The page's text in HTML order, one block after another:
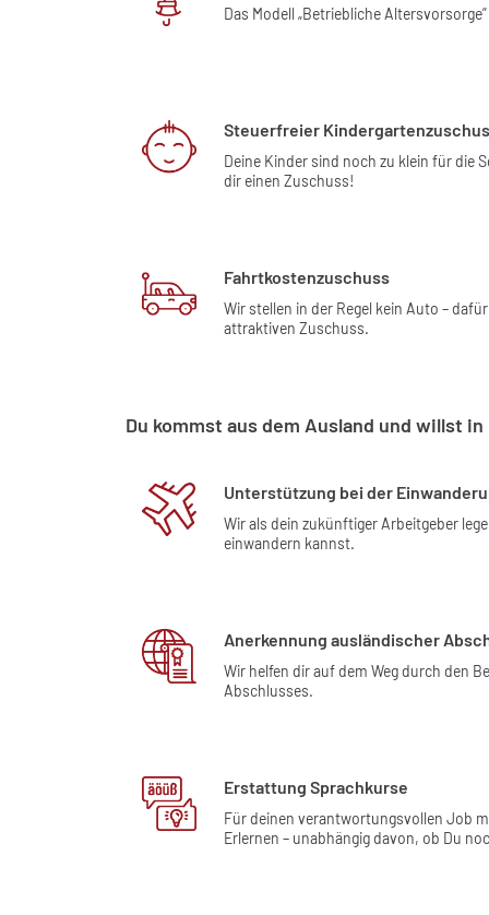
Das Modell „Betriebliche
Steuerfreier
Deine Kinder sind noch zu klein für die
dir einen Zuschuss!
Fahrtkostenzuschuss
Wir stellen in der Regel kein Auto –
attraktiven Zuschuss.
Du kommst aus dem Ausland und willst
Unterstützung bei der
Wir als dein zukünftiger Arbeitgeber
einwandern kannst.
Anerkennung ausländischer
Wir helfen dir auf dem Weg durch den
Abschlusses.
Erstattung Sprachkurse
Für deinen verantwortungsvollen Job
Erlernen – unabhängig davon, ob Du